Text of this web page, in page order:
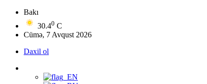
Bakı
30.40 C
Cümə, 7 Avqust 2026
Daxil ol